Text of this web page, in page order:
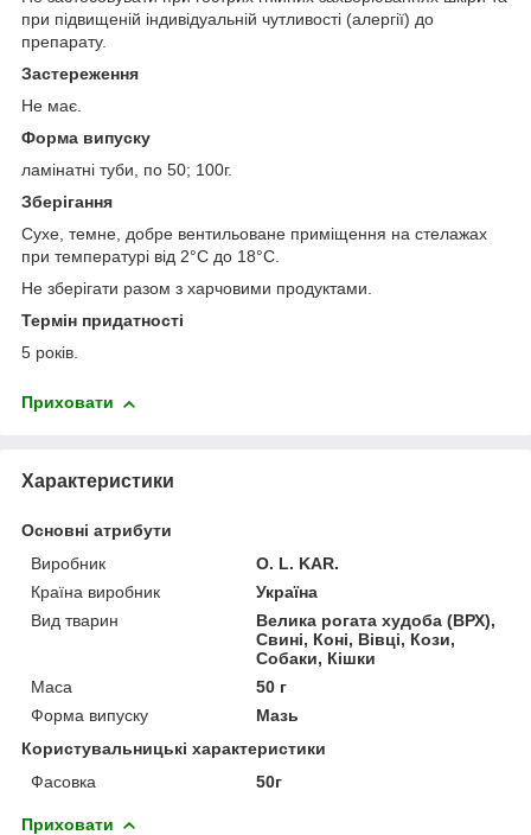
при підвищеній індивідуальній чутливості (алергії) до
препарату.
Застереження
Не має.
Форма випуску
ламінатні туби, по 50; 100г.
Зберігання
Сухе, темне, добре вентильоване приміщення на стелажах
при температурі від 2°С до 18°С.
Не зберігати разом з харчовими продуктами.
Термін придатності
5 років.
Приховати
Характеристики
Основні атрибути
Виробник
O. L. KAR.
Країна виробник
Україна
Вид тварин
Велика рогата худоба (ВРХ),
Свині, Коні, Вівці, Кози,
Собаки, Кішки
Маса
50 г
Форма випуску
Мазь
Користувальницькі характеристики
Фасовка
50г
Приховати